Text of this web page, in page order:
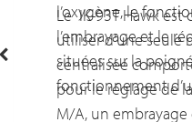
Le IK-93T Hawk
utiliser d’une seule
centralisée
pour le réglage de
M/A, un
l’oxygène, le
l’embrayage et le
situées sur la
fonctionnement